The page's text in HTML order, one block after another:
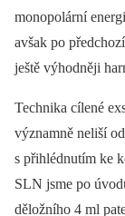
monopolární
avšak po
ještě výhodněji
Technika cílené
významně neliší
s přihlédnutím ke
SLN jsme po
děložního 4 ml